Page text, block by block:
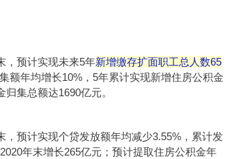
，预计实现未来5年新增缴存扩面职工总人数65
额年均增长10%，5年累计实现新增住房公积金
集总额达1690亿元。
，预计实现个贷发放额年均减少3.55%，累计发
年末增长265亿元；预计提取住房公积金年